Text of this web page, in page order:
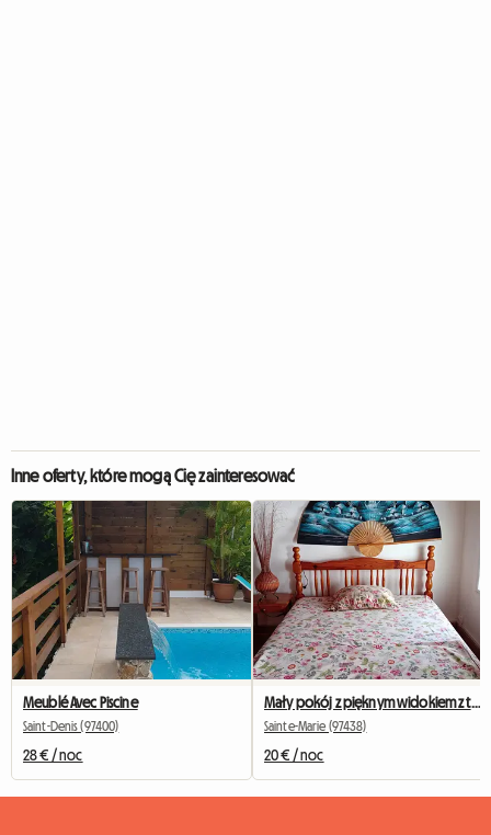
Inne oferty, które mogą Cię zainteresować
Meublé Avec Piscine
Saint-Denis (97400)
28 € / noc
Mały pokój z pięknym widokiem z tarasu
Sainte-Marie (97438)
20 € / noc